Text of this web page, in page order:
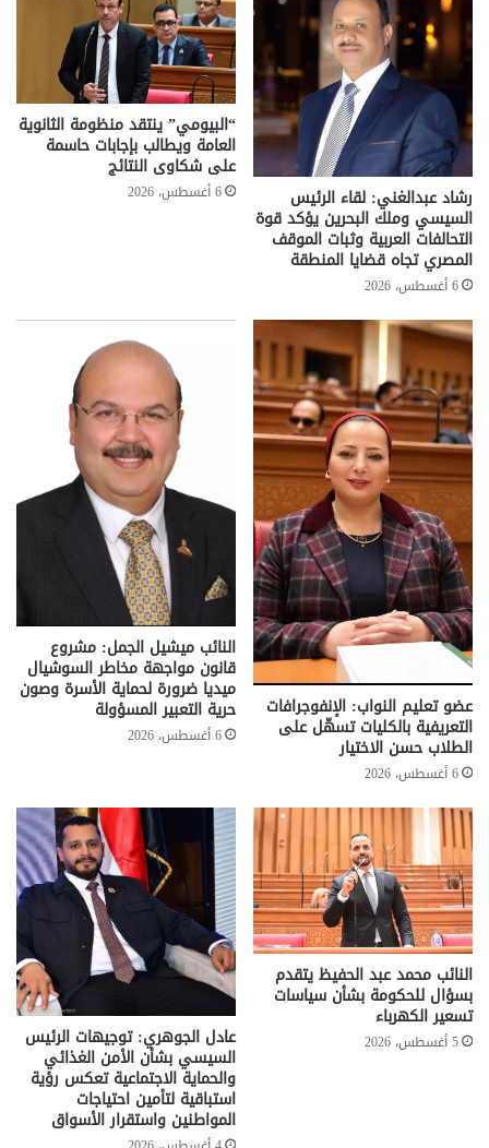
رشاد عبدالغني: لقاء الرئيس
السيسي وملك البحرين يؤكد قوة
التحالفات العربية وثبات الموقف
المصري تجاه قضايا المنطقة
6 أغسطس، 2026
“البيومي” ينتقد منظومة الثانوية
العامة ويطالب بإجابات حاسمة
على شكاوى النتائج
6 أغسطس، 2026
عضو تعليم النواب: الإنفوجرافات
التعريفية بالكليات تسهّل على
الطلاب حسن الاختيار
6 أغسطس، 2026
النائب ميشيل الجمل: مشروع
قانون مواجهة مخاطر السوشيال
ميديا ضرورة لحماية الأسرة وصون
حرية التعبير المسؤولة
6 أغسطس، 2026
النائب محمد عبد الحفيظ يتقدم
بسؤال للحكومة بشأن سياسات
تسعير الكهرباء
5 أغسطس، 2026 عادل الجوهري: توجيهات الرئيس
السيسي بشأن الأمن الغذائي
والحماية الاجتماعية تعكس رؤية
استباقية لتأمين احتياجات
المواطنين واستقرار الأسواق